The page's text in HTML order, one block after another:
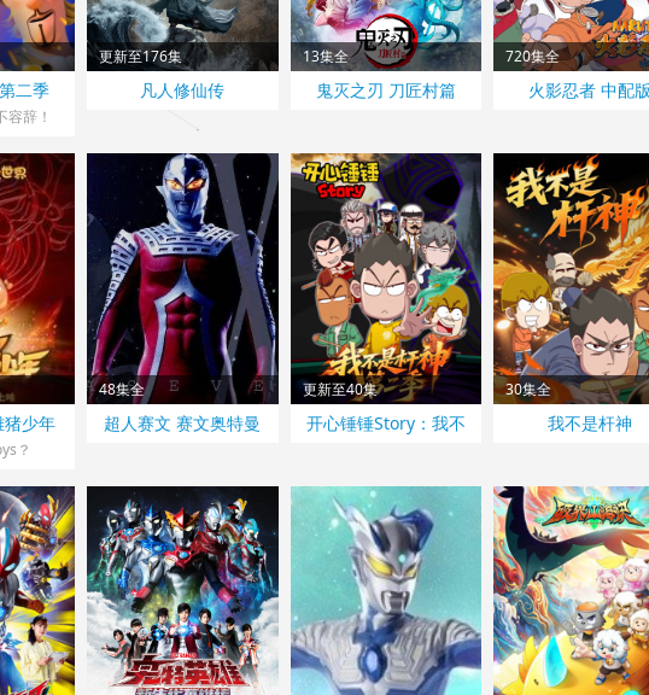
二季
容辞！
更新至176集
凡人修仙传
13集全
鬼灭之刃 刀匠村篇
720集全
火影忍者 中配版
猪少年
？
48集全
超人赛文 赛文奥特曼
更新至40集
开心锤锤Story：我不
30集全
我不是杆神